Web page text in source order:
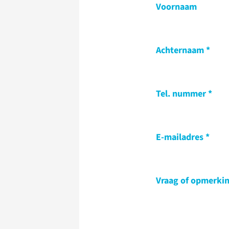
Voornaam
Achternaam
Tel. nummer
E-mailadres
Vraag of